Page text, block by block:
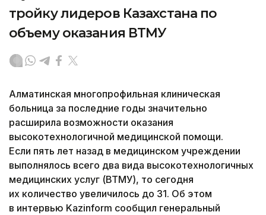
тройку лидеров Казахстана по
объему оказания ВТМУ
Алматинская многопрофильная клиническая
больница за последние годы значительно
расширила возможности оказания
высокотехнологичной медицинской помощи.
Если пять лет назад в медицинском учреждении
выполнялось всего два вида высокотехнологичных
медицинских услуг (ВТМУ), то сегодня
их количество увеличилось до 31. Об этом
в интервью Kazinform сообщил генеральный